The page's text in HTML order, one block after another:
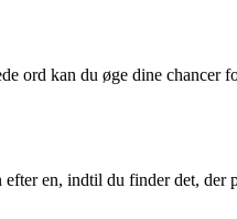
ord kan du øge dine chancer
en, indtil du finder det, der